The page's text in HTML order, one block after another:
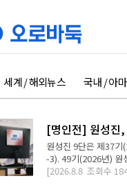
세계 / 해외뉴스 국내 / 아
[명인전] 원성진
원성진 9단은 제37
-3). 49기(2026년) 원
[2026.8.8 조회수